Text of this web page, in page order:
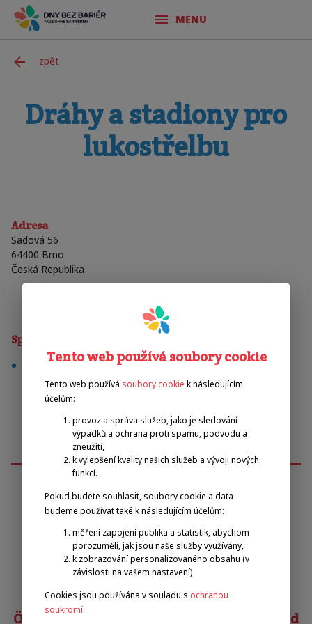
MENU
zpět
Dráhy a stadiony pro
lukostřelbu
Adresa
Sadová 56
64400 Brno
Česká Republika
Sporty
lukostřelba
Emilova sportovní, z.s.
Pavel Zbožínek
zbozinek@emilova-sportovni.cz
+420 602 720 518
Österreichischer Behindertensportverband
Tento web používá soubory cookie
Tento web používá soubory cookie k následujícím
účelům:
provoz a správa služeb, jako je sledování
výpadků a ochrana proti spamu, podvodu a
zneužití,
k vylepšení kvality našich služeb a vývoji nových
funkcí.
Pokud budete souhlasit, soubory cookie a data
budeme používat také k následujícím účelům:
měření zapojení publika a statistik, abychom
porozuměli, jak jsou naše služby využívány,
k zobrazování personalizovaného obsahu (v
závislosti na vašem nastavení)
Cookies jsou používána v souladu s ochranou
soukromí.